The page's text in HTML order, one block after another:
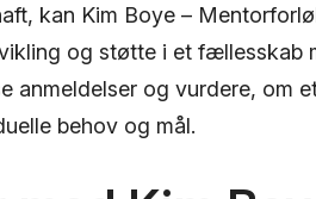
kan Kim Boye –
og støtte i et fællesskab
anmeldelser og vurdere, om
behov og mål.